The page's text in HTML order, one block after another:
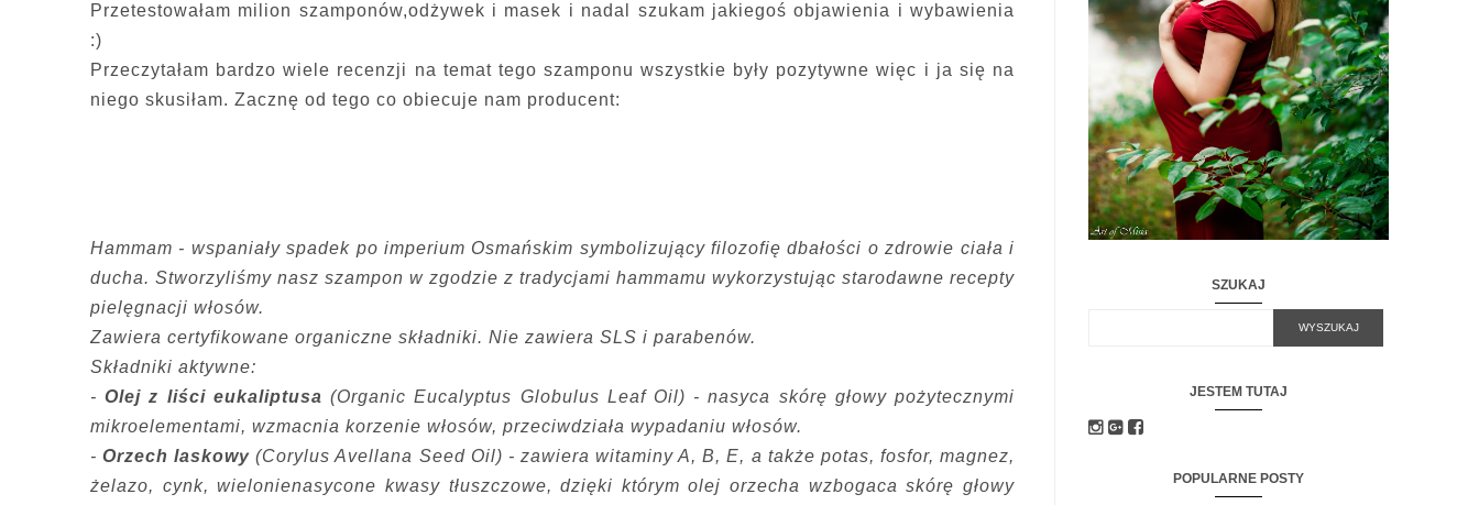
Przetestowałam milion szamponów,odżywek i masek i nadal szukam jakiegoś objawienia i wybawienia
:)
Przeczytałam bardzo wiele recenzji na temat tego szamponu wszystkie były pozytywne więc i ja się na
niego skusiłam. Zacznę od tego co obiecuje nam producent:
Hammam - wspaniały spadek po imperium Osmańskim symbolizujący filozofię dbałości o zdrowie ciała i
ducha. Stworzyliśmy nasz szampon w zgodzie z tradycjami hammamu wykorzystując starodawne recepty
pielęgnacji włosów.
Zawiera certyfikowane organiczne składniki. Nie zawiera SLS i parabenów.
Składniki aktywne:
-Olej z liści eukaliptusa (Organic Eucalyptus Globulus Leaf Oil) - nasyca skórę głowy pożytecznymi
mikroelementami, wzmacnia korzenie włosów, przeciwdziała wypadaniu włosów.
-Orzech laskowy (Corylus Avellana Seed Oil) - zawiera witaminy A, B, E, a także potas, fosfor, magnez,
żelazo, cynk, wielonienasycone kwasy tłuszczowe, dzięki którym olej orzecha wzbogaca skórę głowy
SZUKAJ
JESTEM TUTAJ
POPULARNE POSTY